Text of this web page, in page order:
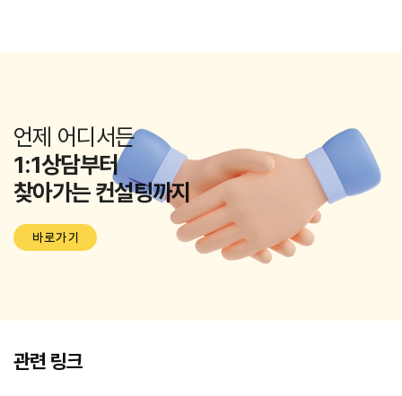
언제 어디서든
1:1상담부터
찾아가는 컨설팅까지
바로가기
관련 링크